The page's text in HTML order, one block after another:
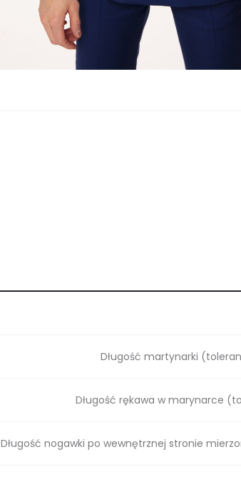
Długość martynarki
Długość rękawa w marynarce
Długość nogawki po wewnętrznej stronie